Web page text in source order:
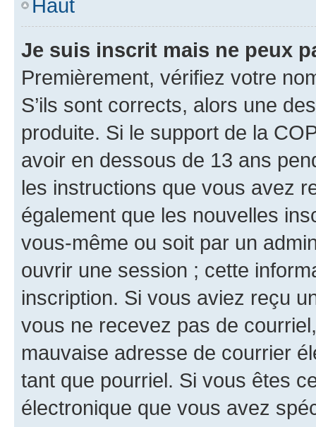
Haut
Je suis inscrit mais ne peux
Premièrement, vérifiez votre
S’ils sont corrects, alors une
produite. Si le support de la
avoir en dessous de 13 ans
les instructions que vous avez
également que les nouvelles
vous-même ou soit par un
ouvrir une session ; cette
inscription. Si vous aviez reçu
vous ne recevez pas de
mauvaise adresse de courrier
tant que pourriel. Si vous êtes
électronique que vous avez